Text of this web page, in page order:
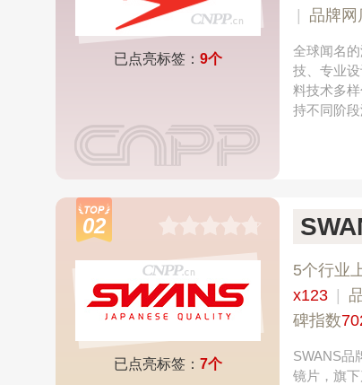
已点亮标签： 9个
品牌网
全球闻名
技、专业
料技术多
持不同阶段
02
已点亮标签： 7个
5个行业
x123
碑指数
SWANS品
镜片，旗